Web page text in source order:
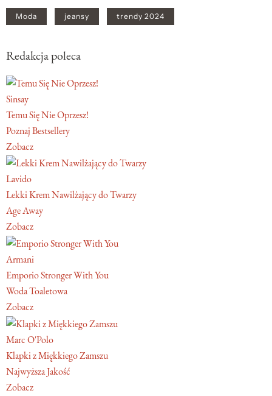
Moda jeansy trendy 2024
Redakcja poleca
Sinsay
Temu Się Nie Oprzesz!
Poznaj Bestsellery
Zobacz
Lavido
Lekki Krem Nawilżający do Twarzy
Age Away
Zobacz
Armani
Emporio Stronger With You
Woda Toaletowa
Zobacz
Marc O'Polo
Klapki z Miękkiego Zamszu
Najwyższa Jakość
Zobacz